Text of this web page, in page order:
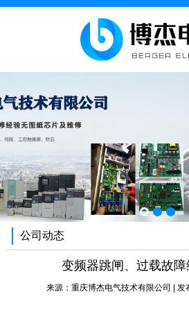
公司动态
变频器跳闸、过载故
来源：重庆博杰电气技术有限公司 | 发